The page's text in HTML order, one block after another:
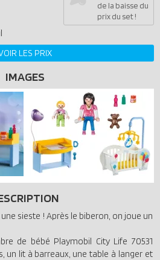
de la baisse du
prix du set !
LES PRIX
IMAGES
sieste ! Après le biberon, on joue un
de bébé Playmobil City Life 70531
un lit à barreaux, une table à langer et